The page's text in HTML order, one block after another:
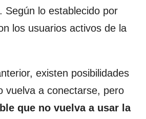
. Según lo establecido por
los usuarios activos de la
existen posibilidades
vuelva a conectarse, pero
que no vuelva a usar la